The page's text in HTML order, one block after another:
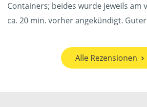
Containers; beides wurde jeweils am
ca. 20 min. vorher angekündigt. Guter
Alle Rezensionen